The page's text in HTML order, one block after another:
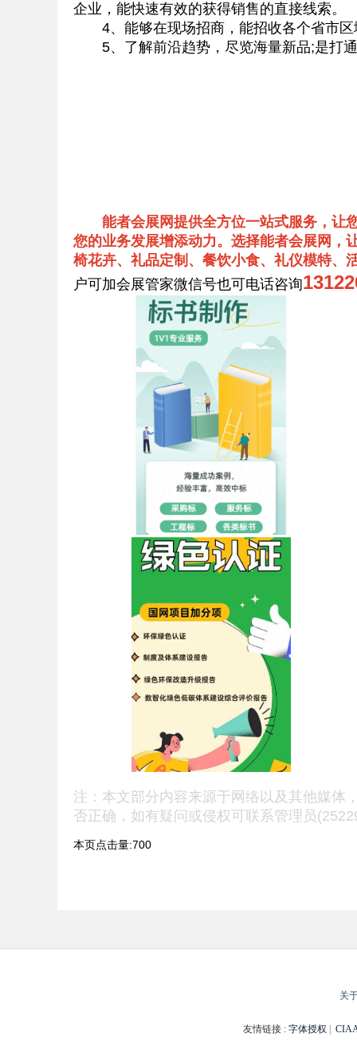
企业，能快速有效的获得销售的直接线索。
4、能够在现场招商，能招收各个省市区
5、了解前沿趋势，尽览海量新品;是打通
能者会展网提供全方位一站式服务，让
您的业务发展增添动力。选择能者会展网，
椅花卉、礼品定制、餐饮小食、礼仪模特、
户可加会展管家微信号也可电话咨询
注：本文部分内容来源于网络以及其他媒体
否正确， 如有疑问或侵权可联系管理员
本页点击量:700
关
友情链接 : 字体授权